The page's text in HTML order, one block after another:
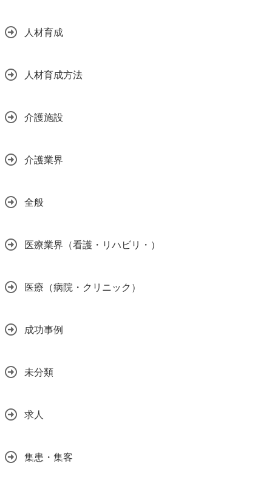
人材育成
人材育成方法
介護施設
介護業界
全般
医療業界（看護・リハビリ・）
医療（病院・クリニック）
成功事例
未分類
求人
集患・集客